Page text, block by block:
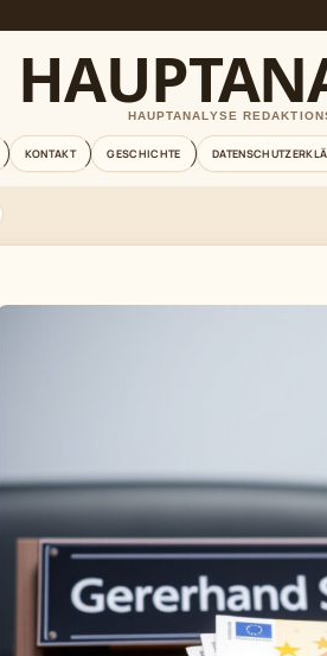
HAUPTANALYSE
KONTAKT GESCHICHTE